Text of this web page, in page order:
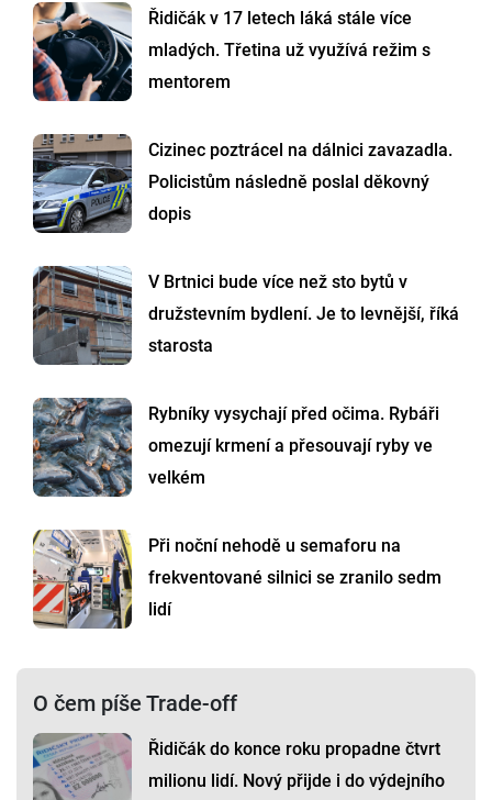
Řidičák v 17 letech láká stále více
mladých. Třetina už využívá režim s
mentorem
Cizinec poztrácel na dálnici zavazadla.
Policistům následně poslal děkovný
dopis
V Brtnici bude více než sto bytů v
družstevním bydlení. Je to levnější, říká
starosta
Rybníky vysychají před očima. Rybáři
omezují krmení a přesouvají ryby ve
velkém
Při noční nehodě u semaforu na
frekventované silnici se zranilo sedm
lidí
O čem píše Trade-off
Řidičák do konce roku propadne čtvrt
milionu lidí. Nový přijde i do výdejního